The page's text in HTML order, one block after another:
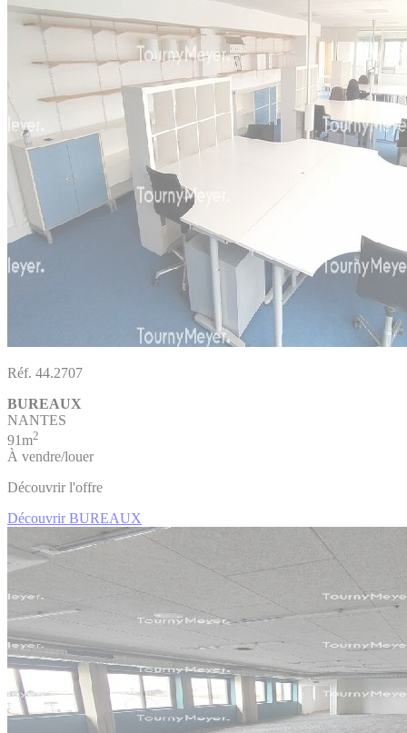
Réf. 44.2707
BUREAUX
NANTES
91m2
À vendre/louer
Découvrir l'offre
Découvrir BUREAUX